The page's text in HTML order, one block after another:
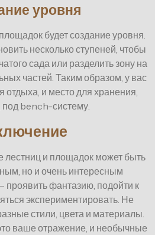
уровня
будет создание уровня.
несколько ступеней, чтобы
сада или разделить зону на
частей. Таким образом, у вас
отдыха, и место для хранения,
bench-систему.
лестниц и площадок может быть
но и очень интересным
проявить фантазию, подойти к
экспериментировать. Не
стили, цвета и материалы.
ваше отражение, и необычные